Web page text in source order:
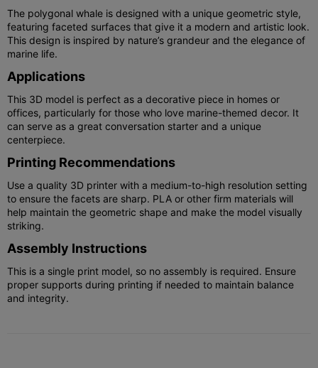
The polygonal whale is designed with a unique geometric style,
featuring faceted surfaces that give it a modern and artistic look.
This design is inspired by nature’s grandeur and the elegance of
marine life.
Applications
This 3D model is perfect as a decorative piece in homes or
offices, particularly for those who love marine-themed decor. It
can serve as a great conversation starter and a unique
centerpiece.
Printing Recommendations
Use a quality 3D printer with a medium-to-high resolution setting
to ensure the facets are sharp. PLA or other firm materials will
help maintain the geometric shape and make the model visually
striking.
Assembly Instructions
This is a single print model, so no assembly is required. Ensure
proper supports during printing if needed to maintain balance
and integrity.